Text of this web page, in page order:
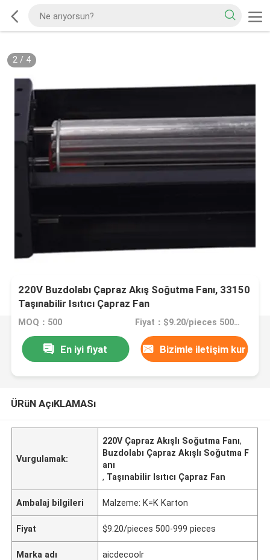
2/ 4
220V Buzdolabı Çapraz Akış Soğutma Fanı, 33150
Taşınabilir Isıtıcı Çapraz Fan
MOQ：500 Fiyat：$9.20/pieces 500-999 pieces
En iyi fiyat Bizimle iletişim kur
ÜRüN AçıKLAMASı
Vurgulamak:
220V Çapraz Akışlı Soğutma Fanı,
Buzdolabı Çapraz Akışlı Soğutma F
anı
, Taşınabilir Isıtıcı Çapraz Fan
Ambalaj bilgileri Malzeme: K=K Karton
Fiyat $9.20/pieces 500-999 pieces
Marka adı aicdecoolr